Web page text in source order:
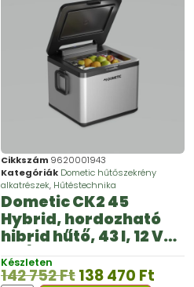
Cikkszám 9620001943
Kategóriák Dometic hűtőszekrény
alkatrészek, Hűtéstechnika
Dometic CK2 45
Hybrid, hordozható
hibrid hűtő, 43 l, 12 V
DC/230 V AC
Készleten
142 752Ft138 470 Ft